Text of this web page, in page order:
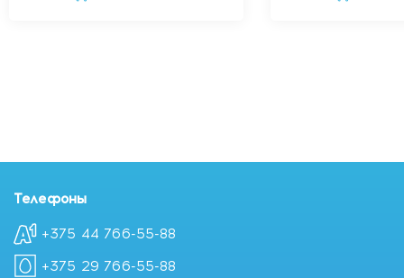
Телефоны
+375 44 766-55-88
+375 29 766-55-88